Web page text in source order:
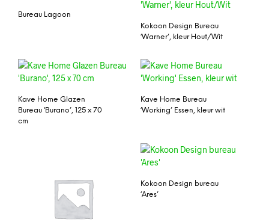
Bureau Lagoon
Kokoon Design Bureau
‘Warner’, kleur Hout/Wit
Kave Home Glazen
Bureau ‘Burano’, 125 x 70
cm
Kave Home Bureau
‘Working’ Essen, kleur wit
Kokoon Design bureau
‘Ares’